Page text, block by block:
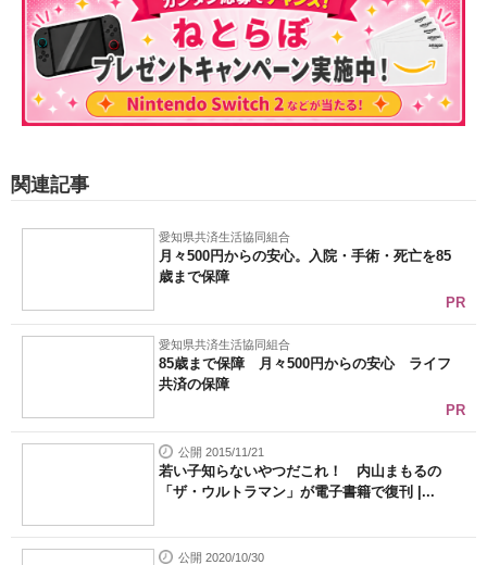
関連記事
愛知県共済生活協同組合
月々500円からの安心。入院・手術・死亡を85
歳まで保障
PR
愛知県共済生活協同組合
85歳まで保障 月々500円からの安心 ライフ
共済の保障
PR
公開 2015/11/21
若い子知らないやつだこれ！ 内山まもるの
「ザ・ウルトラマン」が電子書籍で復刊 |...
公開 2020/10/30